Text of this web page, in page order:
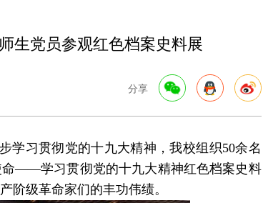
生党员参观红色档案史料展
分享
学习贯彻党的十九大精神，我校组织50余名
命——学习贯彻党的十九大精神红色档案史料
阶级革命家们的丰功伟绩。